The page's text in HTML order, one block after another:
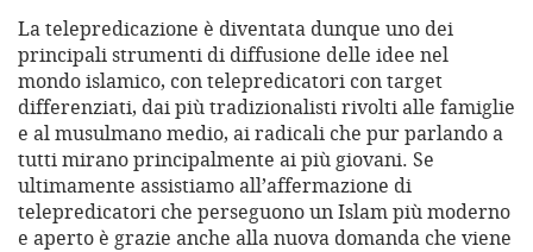
La telepredicazione è diventata dunque uno dei
principali strumenti di diffusione delle idee nel
mondo islamico, con telepredicatori con target
differenziati, dai più tradizionalisti rivolti alle famiglie
e al musulmano medio, ai radicali che pur parlando a
tutti mirano principalmente ai più giovani. Se
ultimamente assistiamo all’affermazione di
telepredicatori che perseguono un Islam più moderno
e aperto è grazie anche alla nuova domanda che viene